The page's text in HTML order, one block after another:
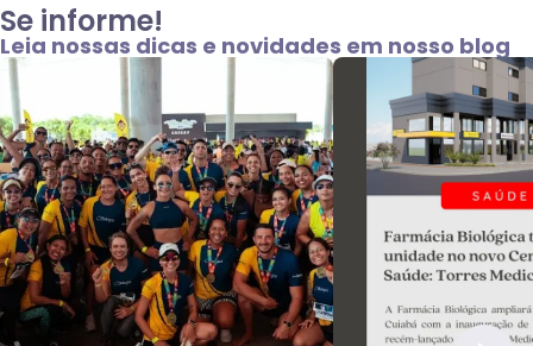
Se informe!
Leia nossas dicas e novidades em nosso blog